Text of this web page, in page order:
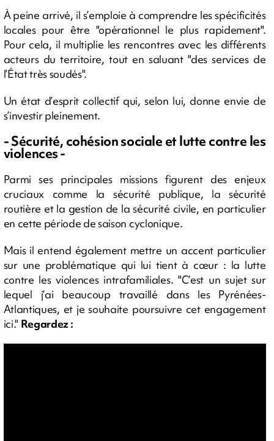
À peine arrivé, il s’emploie à comprendre les spécificités
locales pour être "opérationnel le plus rapidement".
Pour cela, il multiplie les rencontres avec les différents
acteurs du territoire, tout en saluant "des services de
l’État très soudés".
Un état d’esprit collectif qui, selon lui, donne envie de
s’investir pleinement.
- Sécurité, cohésion sociale et lutte contre les
violences -
Parmi ses principales missions figurent des enjeux
cruciaux comme la sécurité publique, la sécurité
routière et la gestion de la sécurité civile, en particulier
en cette période de saison cyclonique.
Mais il entend également mettre un accent particulier
sur une problématique qui lui tient à cœur : la lutte
contre les violences intrafamiliales. "C’est un sujet sur
lequel j’ai beaucoup travaillé dans les Pyrénées-
Atlantiques, et je souhaite poursuivre cet engagement
ici." Regardez :